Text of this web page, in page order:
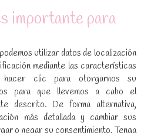
SOCIALES
importante para
utilizar datos de localización
mediante las características
hacer clic para otorgarnos su
para que llevemos a cabo el
descrito. De forma alternativa,
más detallada y cambiar sus
o negar su consentimiento. Tenga